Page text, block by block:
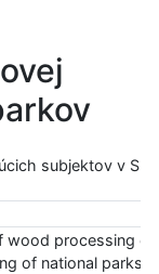
subjektov v SR
wood processing
of national parks